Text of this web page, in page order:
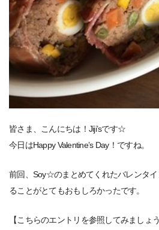
皆さま、こんにちは！Jiji’sです☆
今日はHappy Valentine’s Day！ですね。
前回、Soy☆のまとめてくれたバレンタ
ることがとてもおもしろかったです。
【こちらのエントリを参照してみましょう